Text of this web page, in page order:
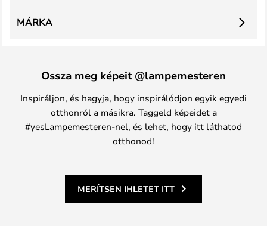
MÁRKA
Ossza meg képeit @lampemesteren
Inspiráljon, és hagyja, hogy inspirálódjon egyik egyedi
otthonról a másikra. Taggeld képeidet a
#yesLampemesteren-nel, és lehet, hogy itt láthatod
otthonod!
MERÍTSEN IHLETET ITT